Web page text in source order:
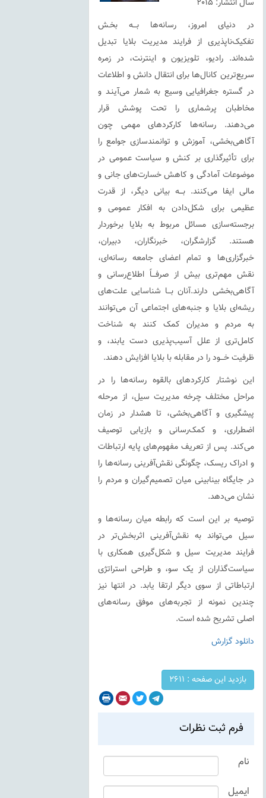
سال انتشار: 2015
در دﻧﯿﺎى اﻣﺮوز، رﺳﺎﻧﻪﻫﺎ ﺑـــﻪ ﺑﺨـﺶ
ﺗﻔﮑﯿﮏﻧﺎﭘﺬﯾﺮى از ﻓﺮاﯾﻨﺪ ﻣﺪﯾﺮﯾﺖ ﺑﻼﯾﺎ ﺗﺒﺪﯾﻞ
ﺷﺪه‌اﻧﺪ. رادﯾﻮ، ﺗﻠﻮﯾﺰﯾﻮن و اﯾﻨﺘﺮﻧﺖ، در زﻣﺮه
ﺳﺮﯾﻊﺗﺮﯾﻦ ﮐﺎﻧﺎلﻫﺎ ﺑﺮاى اﻧﺘﻘﺎل داﻧﺶ و اﻃﻼﻋﺎت
در ﮔﺴﺘﺮه ﺟﻐﺮاﻓﯿﺎﯾﻰ وﺳﯿﻊ ﺑﻪ شمار ﻣﻰآﯾﻨـﺪ و
ﻣﺨﺎﻃﺒﺎن ﭘﺮﺷﻤﺎرى را ﺗﺤﺖ ﭘﻮﺷﺶ ﻗﺮار
ﻣﻰدﻫﻨﺪ. رﺳﺎﻧﻪﻫﺎ ﮐﺎرﮐﺮدﻫﺎى ﻣﻬﻤﻰ ﭼﻮن
آﮔﺎﻫﻰﺑﺨﺸﻰ، آﻣﻮزش و ﺗﻮاﻧﻤﻨﺪﺳﺎزى ﺟﻮاﻣﻊ را
ﺑﺮاى ﺗﺄﺛﯿﺮﮔﺬارى ﺑﺮ ﮐﻨﺶ و ﺳﯿﺎﺳﺖ ﻋﻤﻮﻣﻰ در
ﻣﻮﺿﻮﻋﺎت آﻣﺎدﮔﻰ و ﮐﺎﻫﺶ خسارت‌های ﺟﺎﻧﻰ و
ﻣﺎﻟﻰ اﯾﻔﺎ ﻣﻰﮐﻨﻨﺪ. ﺑـــﻪ ﺑﯿﺎﻧﻰ دﯾﮕﺮ، از ﻗﺪرت
ﻋﻈﯿﻤﻰ ﺑﺮاى ﺷﮑﻞدادن ﺑﻪ اﻓﮑﺎر ﻋﻤﻮﻣﻰ و
ﺑﺮﺟﺴﺘﻪﺳﺎزى ﻣﺴﺎﺋﻞ ﻣﺮﺑﻮط ﺑﻪ ﺑﻼﯾﺎ ﺑﺮﺧﻮردار
ﻫﺴﺘﻨﺪ. ﮔﺰارﺷﮕﺮان، ﺧﺒﺮﻧﮕﺎران، دﺑﯿﺮان،
ﺧﺒﺮﮔﺰارىﻫﺎ و ﺗﻤﺎم اﻋﻀﺎى ﺟﺎﻣﻌﻪ رﺳﺎﻧﻪاى،
ﻧﻘﺶ ﻣﻬﻢﺗﺮى ﺑﯿﺶ از ﺻﺮﻓـــﺎً اﻃﻼع‌رﺳﺎﻧﻰ و
آﮔﺎﻫﻰﺑﺨﺸﻰ دارﻧﺪ.آﻧﺎن ﺑـــﺎ ﺷﻨﺎﺳﺎﯾﻰ ﻋﻠﺖ‌ﻫﺎى
رﯾﺸﻪاى ﺑﻼﯾﺎ و ﺟﻨﺒﻪﻫﺎى اﺟﺘﻤﺎﻋﻰ آن ﻣﻰﺗﻮاﻧﻨﺪ
ﺑﻪ ﻣﺮدم و ﻣﺪﯾﺮان ﮐﻤﮏ ﮐﻨﻨﺪ ﺑﻪ ﺷﻨﺎﺧﺖ
ﮐﺎﻣﻞ‌ﺗﺮى از ﻋﻠﻞ آﺳﯿﺐﭘﺬﯾﺮى دﺳﺖ ﯾﺎﺑﻨﺪ، و
ﻇﺮﻓﯿﺖ ﺧـــﻮد را در ﻣﻘﺎﺑﻠﻪ ﺑﺎ ﺑﻼﯾﺎ اﻓﺰاﯾﺶ دﻫﻨﺪ.
این نوشتار کارکردهای بالقوه رسانه‌ها را در
مراحل مختلف چرخه مدیریت سیل، از مرحله
پیشگیری و آگاهی‌بخشی، تا هشدار در زمان
اضطراری، و کمک‌رسانی و بازیابی توصیف
می‌کند. پس از تعریف مفهوم‌های پایه ارتباطات
و ادراک ریسک، چگونگی نقش‌آفرینی رسانه‌ها را
در جایگاه بینابینی میان تصمیم‌گیران و مردم را
نشان می‌دهد.
توصیه بر این است که رابطه میان رسانه‌ها و
سیل می‌تواند به نقش‌آفرینی اثربخش‌تر در
فرایند مدیریت سیل و شکل‌گیری همکاری با
سیاست‌گذاران از یک سو، و طراحی استراتژی
ارتباطاتی از سوی دیگر ارتقا یابد. در انتها نیز
چندین نمونه از تجربه‌های موفق رسانه‌های
اصلی تشریح شده است.
دانلود گزارش
بازدید این صفحه : 2611
Telegram
Twitter
Email
Print
فرم ثبت نظرات
نام
ایمیل